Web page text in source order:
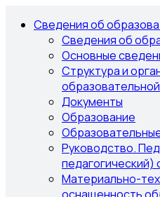
Сведения об
Сведения об
Основные
Структура и
Документы
Образование
Руководство.
педагогический)
Материально-